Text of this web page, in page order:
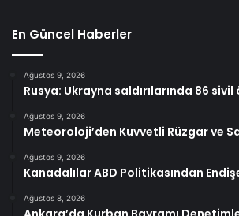
En Güncel Haberler
Ağustos 9, 2026
Rusya: Ukrayna saldırılarında 86 sivil
Ağustos 9, 2026
Meteoroloji’den Kuvvetli Rüzgar ve
Ağustos 9, 2026
Kanadalılar ABD Politikasından
Ağustos 8, 2026